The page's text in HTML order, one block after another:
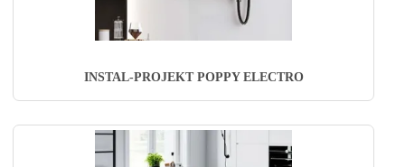
INSTAL-PROJEKT POPPY ELECTRO